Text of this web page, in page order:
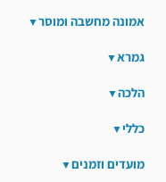
אמונה מחשבה ומוסר
גמרא
הלכה
כללי
מועדים וזמנים